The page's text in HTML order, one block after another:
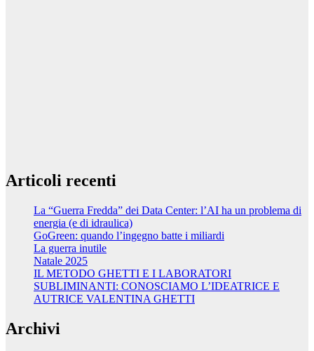
Articoli recenti
La “Guerra Fredda” dei Data Center: l’AI ha un problema di
energia (e di idraulica)
GoGreen: quando l’ingegno batte i miliardi
La guerra inutile
Natale 2025
IL METODO GHETTI E I LABORATORI
SUBLIMINANTI: CONOSCIAMO L’IDEATRICE E
AUTRICE VALENTINA GHETTI
Archivi